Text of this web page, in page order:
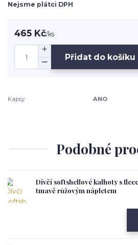
Nejsme plátci DPH
465 Kč/ks
Přidat do košíku
Kapsy: ANO
Podobné
Dívčí softshellové kalhoty s
tmavě růžovým nápletem